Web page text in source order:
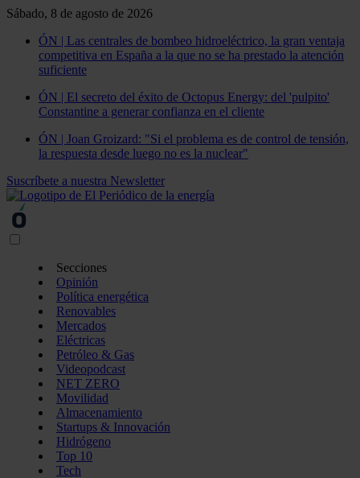
Sábado, 8 de agosto de 2026
ÓN | Las centrales de bombeo hidroeléctrico, la gran ventaja
competitiva en España a la que no se ha prestado la atención
suficiente
ÓN | El secreto del éxito de Octopus Energy: del 'pulpito'
Constantine a generar confianza en el cliente
ÓN | Joan Groizard: "Si el problema es de control de tensión,
la respuesta desde luego no es la nuclear"
Suscríbete a nuestra Newsletter
Secciones
Opinión
Política energética
Renovables
Mercados
Eléctricas
Petróleo & Gas
Videopodcast
NET ZERO
Movilidad
Almacenamiento
Startups & Innovación
Hidrógeno
Top 10
Tech